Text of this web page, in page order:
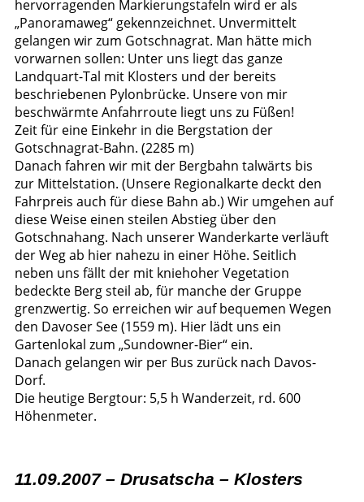
hervorragenden Markierungstafeln wird er als
„Panoramaweg“ gekennzeichnet. Unvermittelt
gelangen wir zum Gotschnagrat. Man hätte mich
vorwarnen sollen: Unter uns liegt das ganze
Landquart-Tal mit Klosters und der bereits
beschriebenen Pylonbrücke. Unsere von mir
beschwärmte Anfahrroute liegt uns zu Füßen!
Zeit für eine Einkehr in die Bergstation der
Gotschnagrat-Bahn. (2285 m)
Danach fahren wir mit der Bergbahn talwärts bis
zur Mittelstation. (Unsere Regionalkarte deckt den
Fahrpreis auch für diese Bahn ab.) Wir umgehen auf
diese Weise einen steilen Abstieg über den
Gotschnahang. Nach unserer Wanderkarte verläuft
der Weg ab hier nahezu in einer Höhe. Seitlich
neben uns fällt der mit kniehoher Vegetation
bedeckte Berg steil ab, für manche der Gruppe
grenzwertig. So erreichen wir auf bequemen Wegen
den Davoser See (1559 m). Hier lädt uns ein
Gartenlokal zum „Sundowner-Bier“ ein.
Danach gelangen wir per Bus zurück nach Davos-
Dorf.
Die heutige Bergtour: 5,5 h Wanderzeit, rd. 600
Höhenmeter.
11.09.2007 – Drusatscha – Klosters